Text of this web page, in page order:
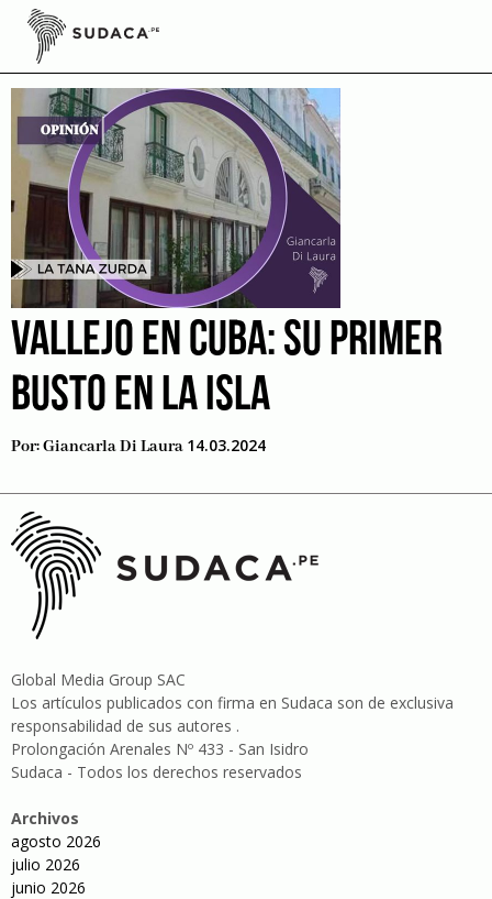
Skip
contentliteratura cubana
VALLEJO EN CUBA: SU PRIMER
BUSTO EN LA ISLA
Por:Giancarla Di Laura 14.03.2024
Global Media Group SAC
Los artículos publicados con firma en Sudaca son de exclusiva
responsabilidad de sus autores .
Prolongación Arenales Nº 433 - San Isidro
Sudaca - Todos los derechos reservados
Archivos
agosto 2026
julio 2026
junio 2026